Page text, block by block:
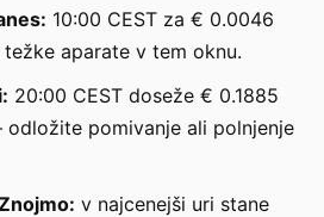
10:00 CEST za € 0.0046
aparate v tem oknu.
20:00 CEST doseže € 0.1885
pomivanje ali polnjenje
v najcenejši uri stane